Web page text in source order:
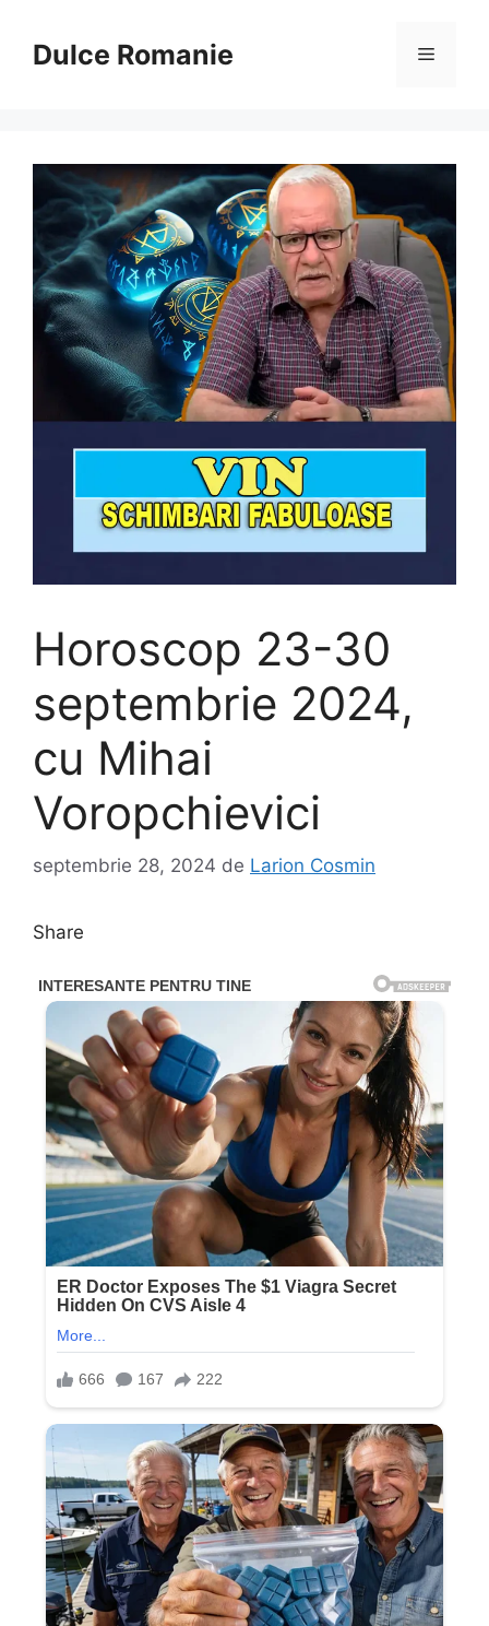
conținutDulce Romanie Meniu
Horoscop 23-30
septembrie 2024,
cu Mihai
Voropchievici
septembrie 28, 2024 de Larion Cosmin
Share